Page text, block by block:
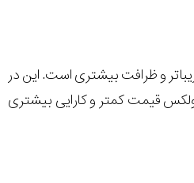
زیباتر و ظرافت بیشتری است. این در
قیمت کمتر و کارایی بیشتری